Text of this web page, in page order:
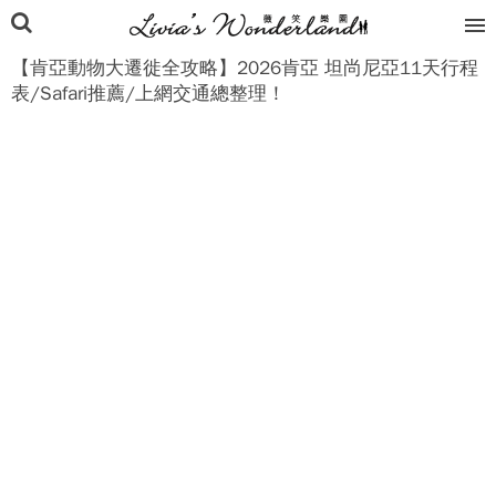
【肯亞動物大遷徙全攻略】2026肯亞 坦尚尼亞11天行程
表/Safari推薦/上網交通總整理！